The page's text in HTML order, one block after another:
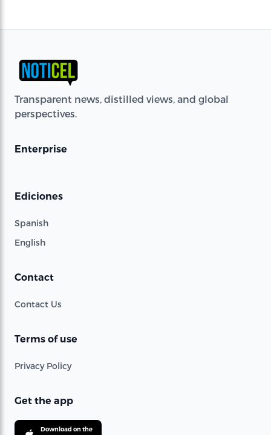
Transparent news, distilled views, and global
perspectives.
Enterprise
Ediciones
Spanish
English
Contact
Contact Us
Terms of use
Privacy Policy
Get the app
Download on the